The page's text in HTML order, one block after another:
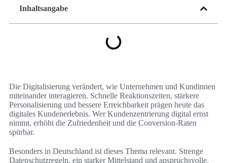
Inhaltsangabe
Die Digitalisierung verändert, wie Unternehmen und Kundinnen
miteinander interagieren. Schnelle Reaktionszeiten, stärkere
Personalisierung und bessere Erreichbarkeit prägen heute das
digitales Kundenerlebnis. Wer Kundenzentrierung digital ernst
nimmt, erhöht die Zufriedenheit und die Conversion‑Raten
spürbar.
Besonders in Deutschland ist dieses Thema relevant. Strenge
Datenschutzregeln, ein starker Mittelstand und anspruchsvolle,